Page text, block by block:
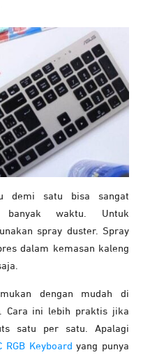
demi satu bisa sangat
banyak waktu. Untuk
spray duster. Spray
dalam kemasan kaleng
dengan mudah di
Cara ini lebih praktis jika
satu per satu. Apalagi
RGB Keyboard yang punya